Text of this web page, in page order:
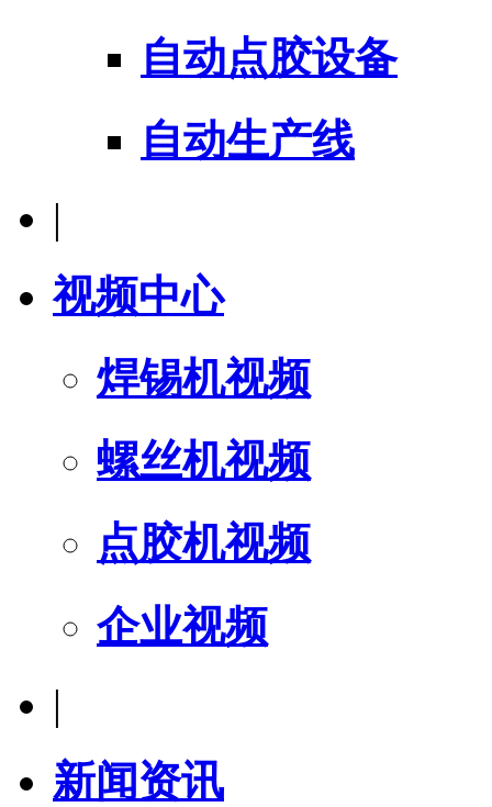
自动点胶设备
自动生产线
|
视频中心
焊锡机视频
螺丝机视频
点胶机视频
企业视频
|
新闻资讯